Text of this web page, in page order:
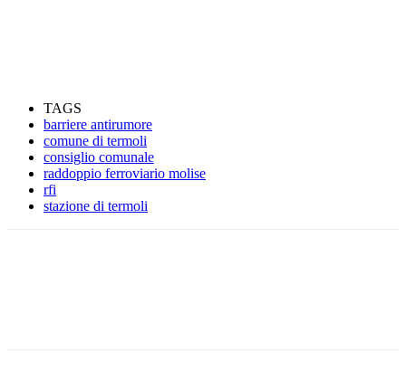
TAGS
barriere antirumore
comune di termoli
consiglio comunale
raddoppio ferroviario molise
rfi
stazione di termoli